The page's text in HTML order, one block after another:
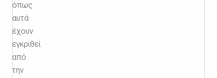
όπως
αυτά
έχουν
εγκριθεί
από
την